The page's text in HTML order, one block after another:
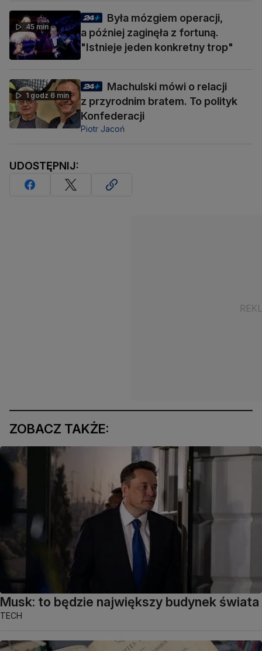
45 min
Była mózgiem operacji,
a później zaginęła z fortuną.
"Istnieje jeden konkretny trop"
1 godz 6 min
Machulski mówi o relacji
z przyrodnim bratem. To polityk
Konfederacji
Piotr Jacoń
UDOSTĘPNIJ:
ZOBACZ TAKŻE:
Musk: to będzie największy budynek świata
TECH